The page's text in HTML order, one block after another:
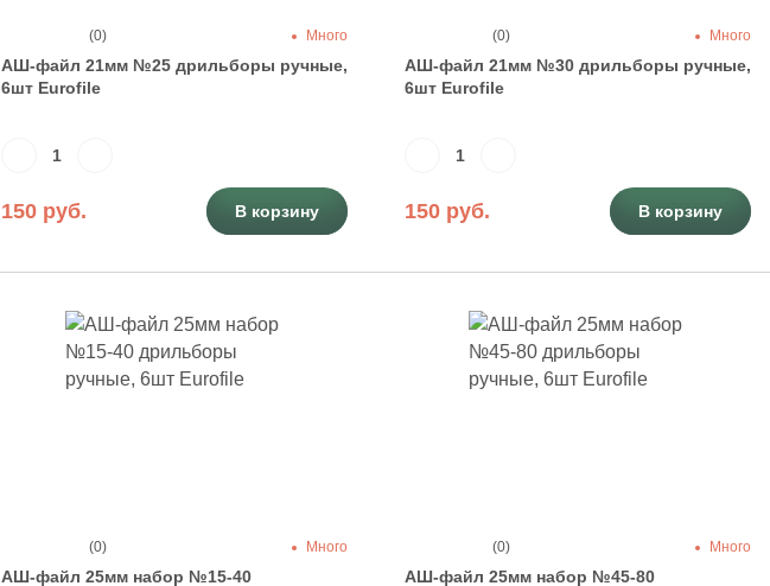
АШ-файл 21мм №25 дрильборы ручные,
6шт Eurofile
150 руб.
(0) Много
В корзину
АШ-файл 21мм №30 дрильборы ручные,
6шт Eurofile
150 руб.
(0) Много
В корзину
АШ-файл 25мм набор №15-40
(0) Много
АШ-файл 25мм набор №45-80
(0) Много